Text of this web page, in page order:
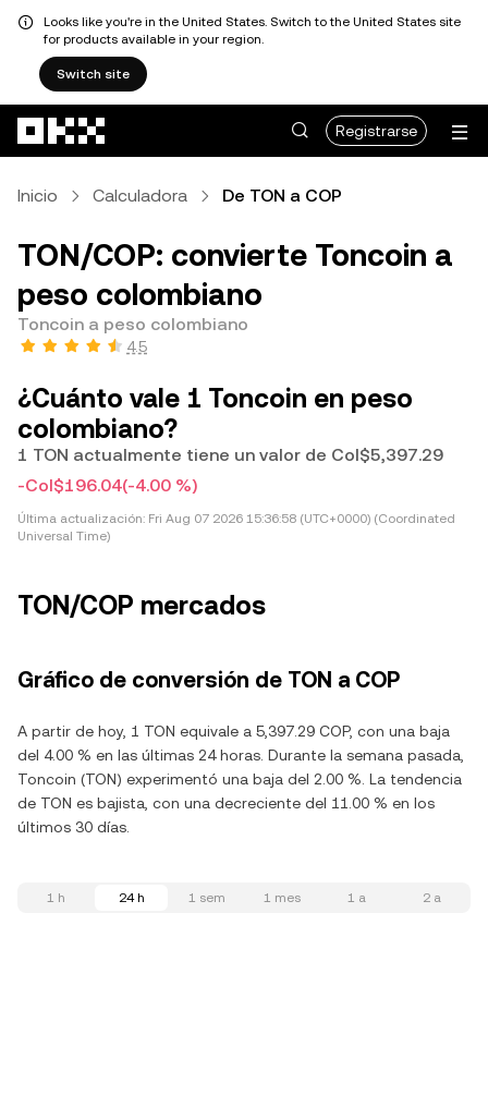
Looks like you're in the United States. Switch to the United States site
for products available in your region.
Switch site
Registrarse
Inicio Calculadora De TON a COP
TON/COP: convierte Toncoin a
peso colombiano
Toncoin a peso colombiano
4.5
¿Cuánto vale 1 Toncoin en peso
colombiano?
1 TON actualmente tiene un valor de Col$5,397.29
-Col$196.04(-4.00 %)
Última actualización: Fri Aug 07 2026 15:36:58 (UTC+0000) (Coordinated
Universal Time)
TON/COP mercados
Gráfico de conversión de TON a COP
A partir de hoy, 1 TON equivale a 5,397.29 COP, con una baja
del 4.00 % en las últimas 24 horas. Durante la semana pasada,
Toncoin (TON) experimentó una baja del 2.00 %. La tendencia
de TON es bajista, con una decreciente del 11.00 % en los
últimos 30 días.
1 h 24 h 1 sem 1 mes 1 a 2 a